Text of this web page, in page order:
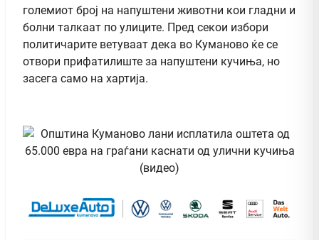
големиот број на напуштени животни кои гладни и
болни талкаат по улиците. Пред секои избори
политичарите ветуваат дека во Куманово ќе се
отвори прифатилиште за напуштени кучиња, но
засега само на хартија.